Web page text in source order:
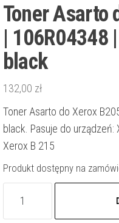
Toner Asarto
| 106R04348
black
132,00 zł
Toner Asarto do Xerox
black. Pasuje do urządzeń:
Xerox B 215
Produkt dostępny na
Toner